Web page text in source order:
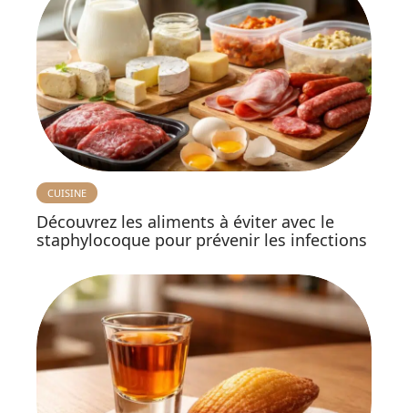
CUISINE
Découvrez les aliments à éviter avec le
staphylocoque pour prévenir les infections